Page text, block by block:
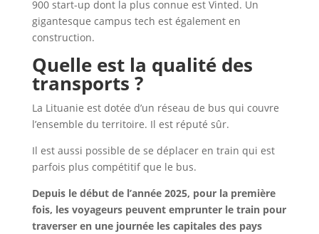
900 start-up dont la plus connue est Vinted. Un
gigantesque campus tech est également en
construction.
Quelle est la qualité des
transports ?
La Lituanie est dotée d’un réseau de bus qui couvre
l’ensemble du territoire. Il est réputé sûr.
Il est aussi possible de se déplacer en train qui est
parfois plus compétitif que le bus.
Depuis le début de l’année 2025, pour la première
fois, les voyageurs peuvent emprunter le train pour
traverser en une journée les capitales des pays